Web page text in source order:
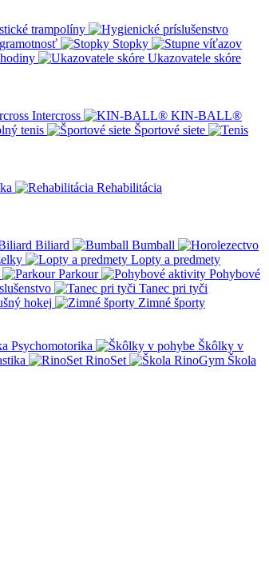
trampolíny
Stopky
Ukazovatele skóre
Intercross
KIN-BALL®
tenis
Športové siete
Rehabilitácia
Biliard
Bumball
Lopty a predmety
Parkour
Pohybové
Tanec pri tyči
hokej
Zimné športy
Psychomotorika
Škôlky v
RinoSet
Škola